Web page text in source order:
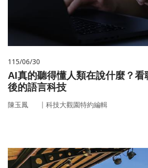
115/06/30
AI真的聽得懂人類在說什麼？看
後的語言科技
陳玉鳳 ｜ 科技大觀園特約編輯